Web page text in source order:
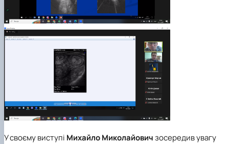
У своєму виступі Михайло Миколайовичзосередив увагу